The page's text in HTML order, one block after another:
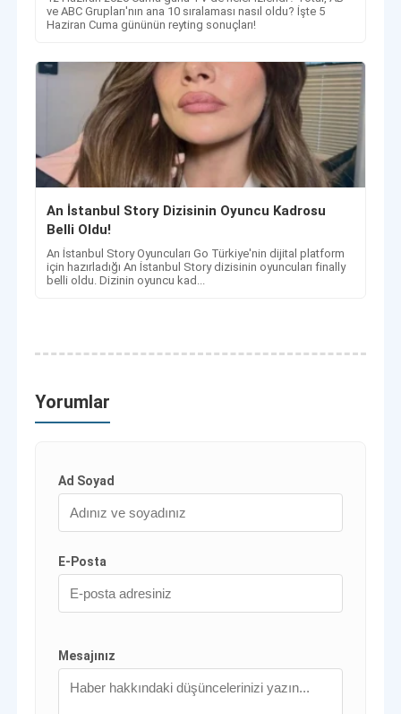
ve ABC Grupları'nın ana 10 sıralaması nasıl oldu? İşte 5
Haziran Cuma gününün reyting sonuçları!
An İstanbul Story Dizisinin Oyuncu Kadrosu
Belli Oldu!
An İstanbul Story Oyuncuları Go Türkiye'nin dijital platform
için hazırladığı An İstanbul Story dizisinin oyuncuları finally
belli oldu. Dizinin oyuncu kad...
Yorumlar
Ad Soyad
E-Posta
Mesajınız